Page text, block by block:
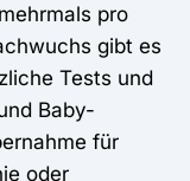
pro
gibt es
Tests und
Baby-
für
oder